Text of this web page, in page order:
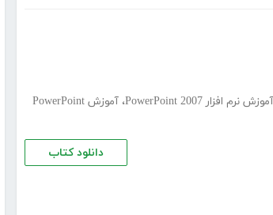
آموزش نرم افزار PowerPoint 2007 ،
آموزش PowerPoint
دانلود کتاب